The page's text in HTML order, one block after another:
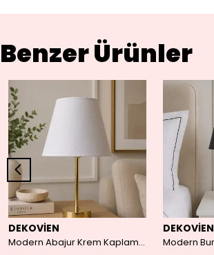
Benzer Ürünler
DEKOVİEN
Modern Abajur Krem Kaplama Başlık Gold Metal Ayak 45x25 CM
DEKOVİEN